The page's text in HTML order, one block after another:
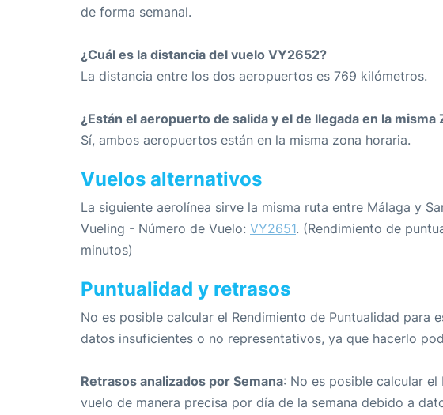
de forma semanal.
¿Cuál es la distancia del vuelo VY2652?
La distancia entre los dos aeropuertos es 769 kilómetros.
¿Están el aeropuerto de salida y el de llegada en la misma
Sí, ambos aeropuertos están en la misma zona horaria.
Vuelos alternativos
La siguiente aerolínea sirve la misma ruta entre Málaga y
Vueling - Número de Vuelo: VY2651. (Rendimiento de
minutos)
Puntualidad y retrasos
No es posible calcular el Rendimiento de Puntualidad para
datos insuficientes o no representativos, ya que hacerlo
Retrasos analizados por Semana: No es posible calcular
vuelo de manera precisa por día de la semana debido a